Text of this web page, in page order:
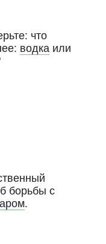
что
водкаили
борьбы с
.